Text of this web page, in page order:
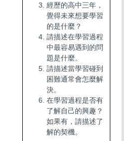
經歷的高中三年，
覺得未來想要學習
的是什麼？
請描述在學習過程
中最容易遇到的問
題是什麼。
請描述當學習碰到
困難通常會怎麼解
決。
在學習過程是否有
了解自己的興趣？
如果有，請描述了
解的契機。